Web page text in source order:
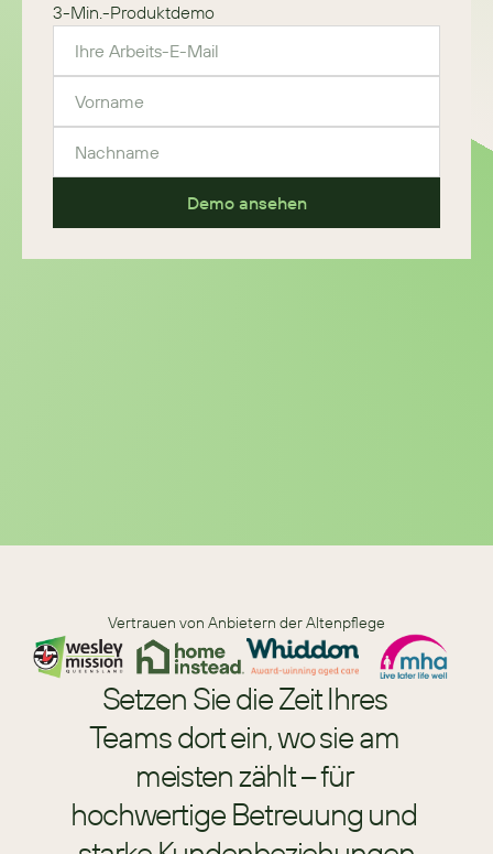
3-Min.-Produktdemo
Demo ansehen
Vertrauen von Anbietern der Altenpflege
Setzen Sie die Zeit Ihres
Teams dort ein, wo sie am
meisten zählt – für
hochwertige Betreuung und